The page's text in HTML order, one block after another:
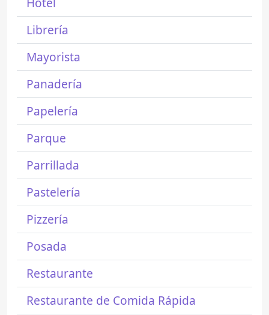
Librería
Mayorista
Panadería
Papelería
Parque
Parrillada
Pastelería
Pizzería
Posada
Restaurante
Restaurante de Comida Rápida